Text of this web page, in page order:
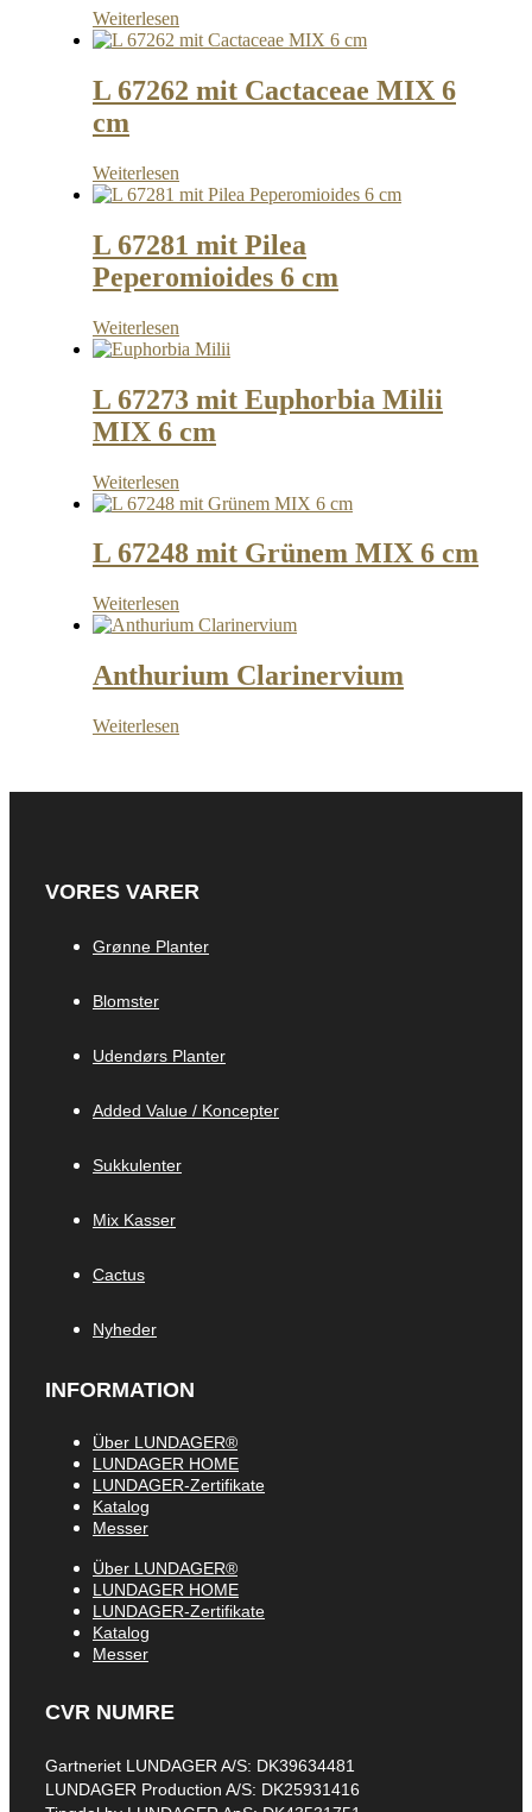
Weiterlesen
L 67262 mit Cactaceae MIX 6
cm
Weiterlesen
L 67281 mit Pilea
Peperomioides 6 cm
Weiterlesen
L 67273 mit Euphorbia Milii
MIX 6 cm
Weiterlesen
L 67248 mit Grünem MIX 6 cm
Weiterlesen
Anthurium Clarinervium
Weiterlesen
VORES VARER
Grønne Planter
Blomster
Udendørs Planter
Added Value / Koncepter
Sukkulenter
Mix Kasser
Cactus
Nyheder
INFORMATION
Über LUNDAGER®
LUNDAGER HOME
LUNDAGER-Zertifikate
Katalog
Messer
Über LUNDAGER®
LUNDAGER HOME
LUNDAGER-Zertifikate
Katalog
Messer
CVR NUMRE
Gartneriet LUNDAGER A/S: DK39634481
LUNDAGER Production A/S: DK25931416